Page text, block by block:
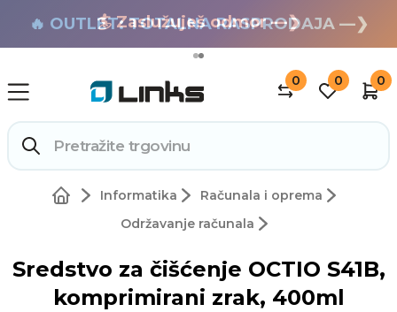
🏄 Zaslužuješ odmor —❯
🔥 OUTLET: TOTALNA RASPRODAJA —❯
0 0 0
Informatika
Računala i oprema
Održavanje računala
Sredstvo za čišćenje OCTIO S41B,
komprimirani zrak, 400ml